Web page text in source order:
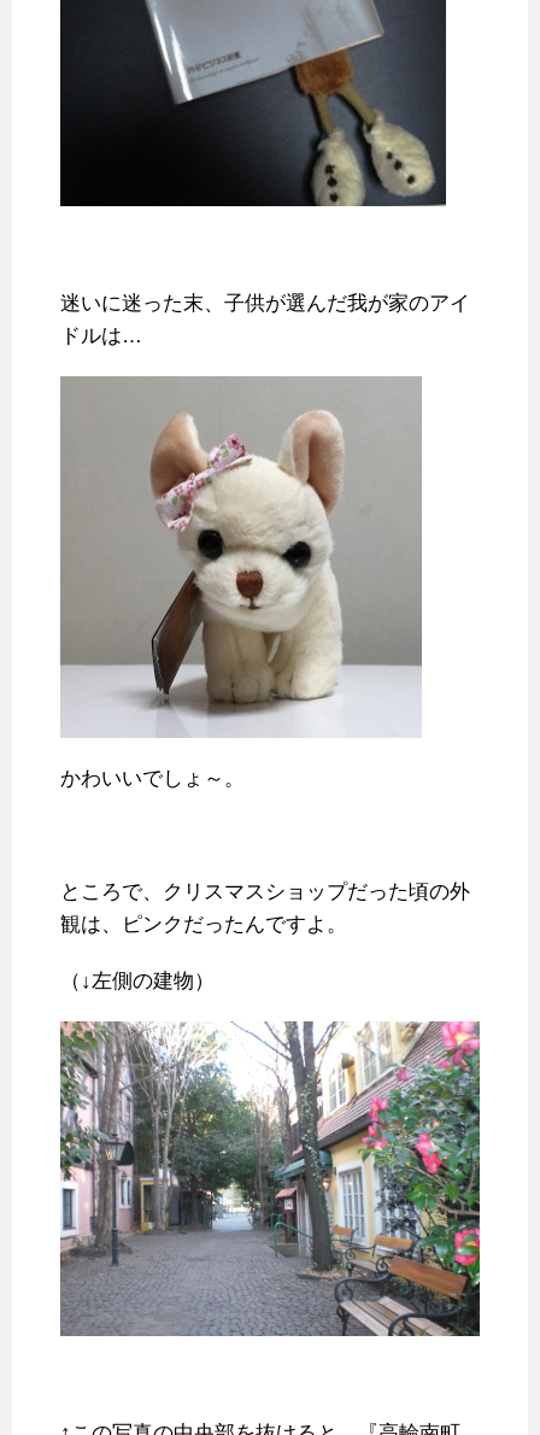
迷いに迷った末、子供が選んだ我が家のアイ
ドルは…
かわいいでしょ～。
ところで、クリスマスショップだった頃の外
観は、ピンクだったんですよ。
（↓左側の建物）